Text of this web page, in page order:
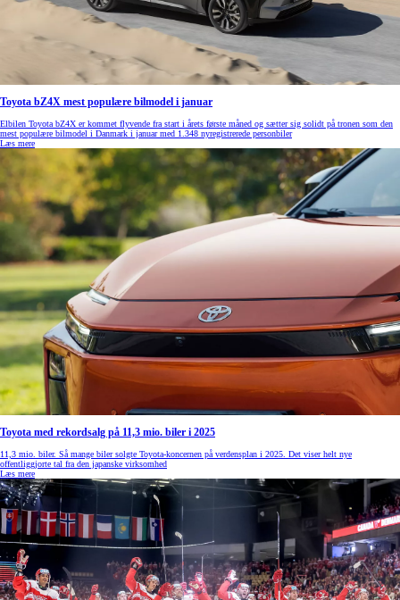
Toyota bZ4X mest populære bilmodel i januar
Elbilen Toyota bZ4X er kommet flyvende fra start i årets første måned og sætter sig solidt på tronen som den
mest populære bilmodel i Danmark i januar med 1.348 nyregistrerede personbiler
Læs mere
Toyota med rekordsalg på 11,3 mio. biler i 2025
11,3 mio. biler. Så mange biler solgte Toyota-koncernen på verdensplan i 2025. Det viser helt nye
offentliggjorte tal fra den japanske virksomhed
Læs mere